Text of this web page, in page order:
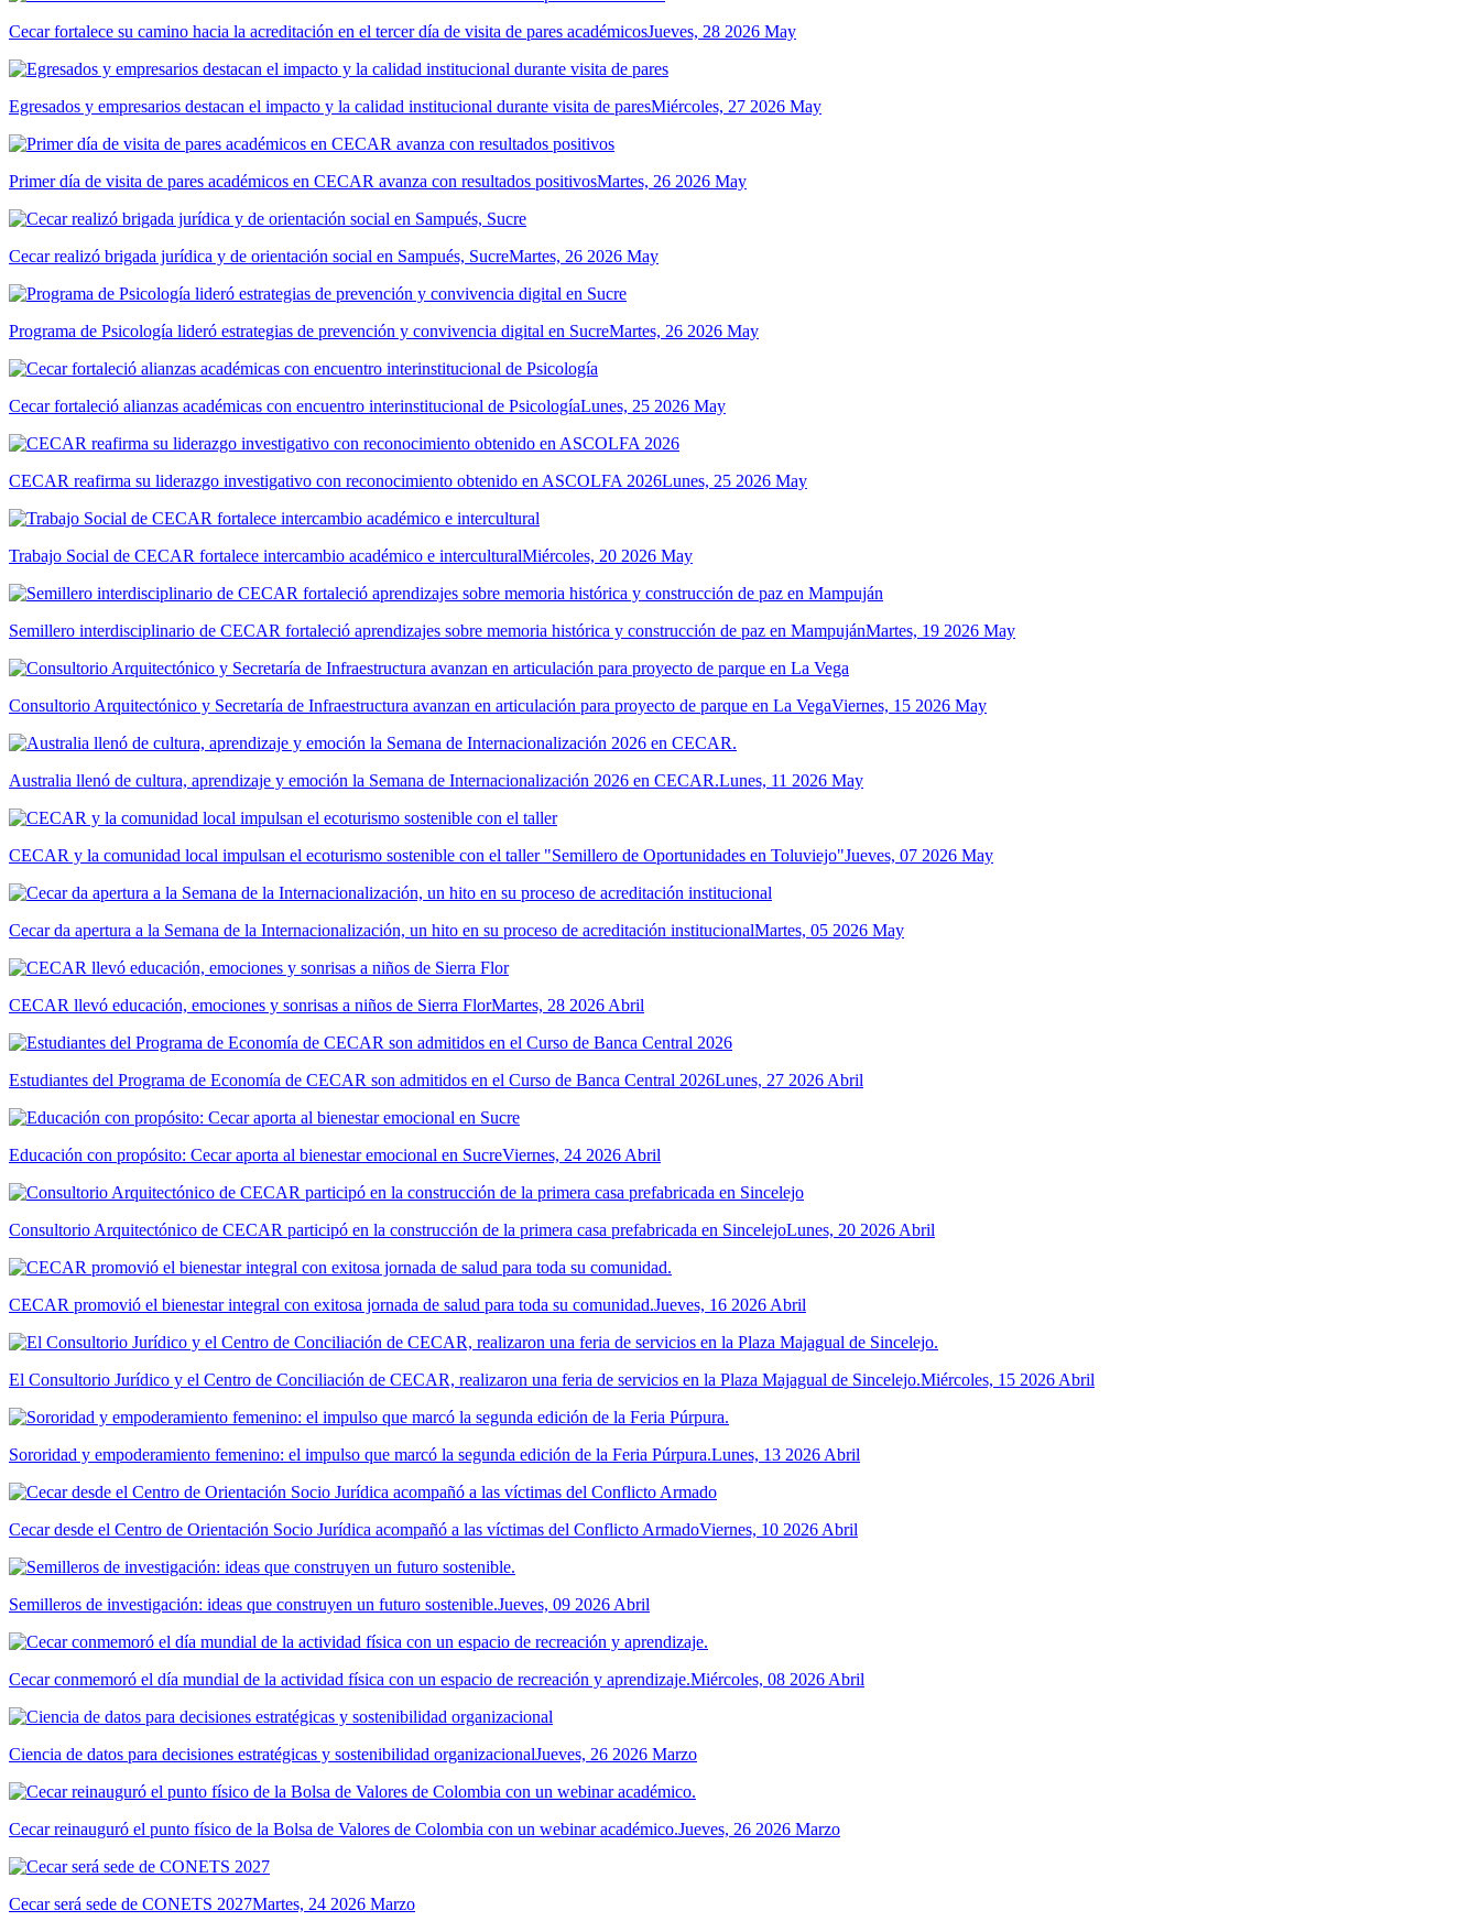
Cecar fortalece su camino hacia la acreditación en el tercer día de visita de pares académicosJueves, 28 2026 May
Egresados y empresarios destacan el impacto y la calidad institucional durante visita de paresMiércoles, 27 2026 May
Primer día de visita de pares académicos en CECAR avanza con resultados positivosMartes, 26 2026 May
Cecar realizó brigada jurídica y de orientación social en Sampués, SucreMartes, 26 2026 May
Programa de Psicología lideró estrategias de prevención y convivencia digital en SucreMartes, 26 2026 May
Cecar fortaleció alianzas académicas con encuentro interinstitucional de PsicologíaLunes, 25 2026 May
CECAR reafirma su liderazgo investigativo con reconocimiento obtenido en ASCOLFA 2026Lunes, 25 2026 May
Trabajo Social de CECAR fortalece intercambio académico e interculturalMiércoles, 20 2026 May
Semillero interdisciplinario de CECAR fortaleció aprendizajes sobre memoria histórica y construcción de paz en MampujánMartes, 19 2026 May
Consultorio Arquitectónico y Secretaría de Infraestructura avanzan en articulación para proyecto de parque en La VegaViernes, 15 2026 May
Australia llenó de cultura, aprendizaje y emoción la Semana de Internacionalización 2026 en CECAR.Lunes, 11 2026 May
CECAR y la comunidad local impulsan el ecoturismo sostenible con el taller "Semillero de Oportunidades en Toluviejo"Jueves, 07 2026 May
Cecar da apertura a la Semana de la Internacionalización, un hito en su proceso de acreditación institucionalMartes, 05 2026 May
CECAR llevó educación, emociones y sonrisas a niños de Sierra FlorMartes, 28 2026 Abril
Estudiantes del Programa de Economía de CECAR son admitidos en el Curso de Banca Central 2026Lunes, 27 2026 Abril
Educación con propósito: Cecar aporta al bienestar emocional en SucreViernes, 24 2026 Abril
Consultorio Arquitectónico de CECAR participó en la construcción de la primera casa prefabricada en SincelejoLunes, 20 2026 Abril
CECAR promovió el bienestar integral con exitosa jornada de salud para toda su comunidad.Jueves, 16 2026 Abril
El Consultorio Jurídico y el Centro de Conciliación de CECAR, realizaron una feria de servicios en la Plaza Majagual de Sincelejo.Miércoles, 15 2026 Abril
Sororidad y empoderamiento femenino: el impulso que marcó la segunda edición de la Feria Púrpura.Lunes, 13 2026 Abril
Cecar desde el Centro de Orientación Socio Jurídica acompañó a las víctimas del Conflicto ArmadoViernes, 10 2026 Abril
Semilleros de investigación: ideas que construyen un futuro sostenible.Jueves, 09 2026 Abril
Cecar conmemoró el día mundial de la actividad física con un espacio de recreación y aprendizaje.Miércoles, 08 2026 Abril
Ciencia de datos para decisiones estratégicas y sostenibilidad organizacionalJueves, 26 2026 Marzo
Cecar reinauguró el punto físico de la Bolsa de Valores de Colombia con un webinar académico.Jueves, 26 2026 Marzo
Cecar será sede de CONETS 2027Martes, 24 2026 Marzo